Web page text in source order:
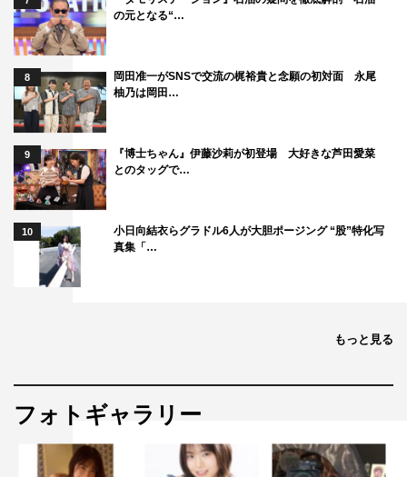
の元となる“…
8
岡田准一がSNSで交流の梶裕貴と念願の初対面 永尾
柚乃は岡田…
9
『博士ちゃん』伊藤沙莉が初登場 大好きな芦田愛菜
とのタッグで…
10
小日向結衣らグラドル6人が大胆ポージング “股”特化写
真集「…
もっと見る
フォトギャラリー